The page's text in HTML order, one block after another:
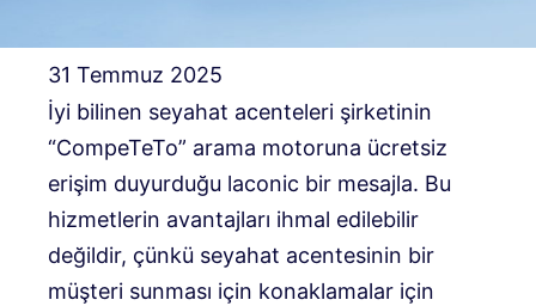
31 Temmuz 2025
İyi bilinen seyahat acenteleri şirketinin
“CompeTeTo” arama motoruna ücretsiz
erişim duyurduğu laconic bir mesajla. Bu
hizmetlerin avantajları ihmal edilebilir
değildir, çünkü seyahat acentesinin bir
müşteri sunması için konaklamalar için